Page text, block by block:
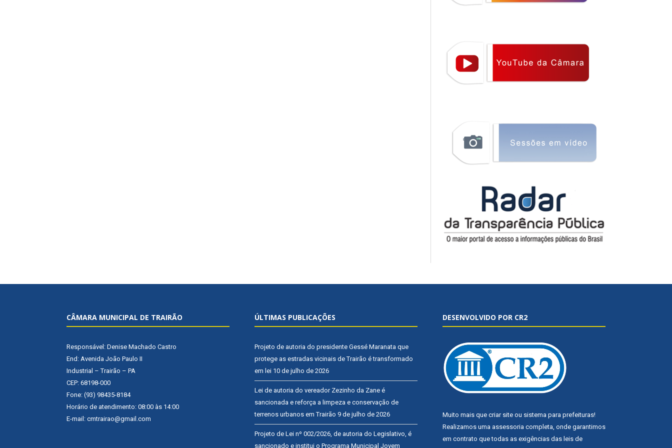
CÂMARA MUNICIPAL DE TRAIRÃO
Responsável: Denise Machado Castro
End: Avenida João Paulo II
Industrial – Trairão – PA
CEP: 68198-000
Fone: (93) 98435-8184
Horário de atendimento: 08:00 às 14:00
E-mail: cmtrairao@gmail.com
ÚLTIMAS PUBLICAÇÕES
Projeto de autoria do presidente Gessé Maranata que
protege as estradas vicinais de Trairão é transformado
em lei 10 de julho de 2026
Lei de autoria do vereador Zezinho da Zane é
sancionada e reforça a limpeza e conservação de
terrenos urbanos em Trairão 9 de julho de 2026
Projeto de Lei nº 002/2026, de autoria do Legislativo, é
sancionado e institui o Programa Municipal Jovem
DESENVOLVIDO POR CR2
Muito mais que criar site ou sistema para prefeituras!
Realizamos uma assessoria completa, onde garantimos
em contrato que todas as exigências das leis de